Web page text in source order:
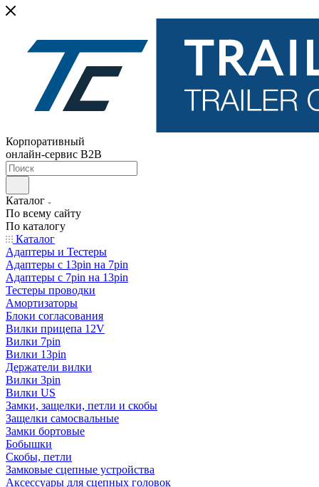
Корпоративный
онлайн-сервис B2B
Каталог
По всему сайту
По каталогу
Каталог
Адаптеры и Тестеры
Адаптеры с 13pin на 7pin
Адаптеры с 7pin на 13pin
Тестеры проводки
Амортизаторы
Блоки согласования
Вилки прицепа 12V
Вилки 7pin
Вилки 13pin
Держатели вилки
Вилки 3pin
Вилки US
Замки, защелки, петли и скобы
Защелки самосвальные
Замки бортовые
Бобышки
Скобы, петли
Замковые сцепные устройства
Аксессуары для сцепных головок